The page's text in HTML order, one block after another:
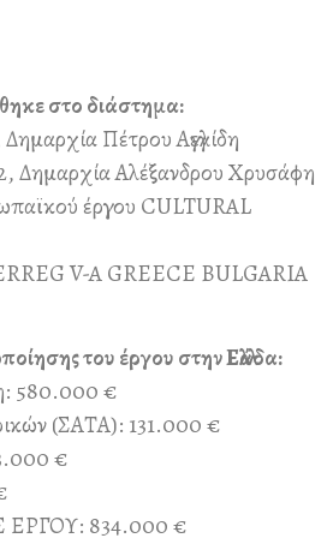
στο διάστημα:
Πέτρου Αγγελίδη
Δημαρχία Αλέξανδρου Χρυσάφη
έργου CULTURAL
V-A GREECE BULGARIA
του έργου στην Ελλάδα:
580.000 €
(ΣΑΤΑ): 131.000 €
€
834.000 €